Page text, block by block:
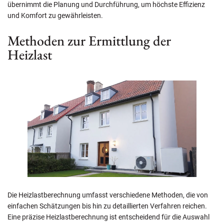
übernimmt die Planung und Durchführung, um höchste Effizienz
und Komfort zu gewährleisten.
Methoden zur Ermittlung der
Heizlast
Die Heizlastberechnung umfasst verschiedene Methoden, die von
einfachen Schätzungen bis hin zu detaillierten Verfahren reichen.
Eine präzise Heizlastberechnung ist entscheidend für die Auswahl